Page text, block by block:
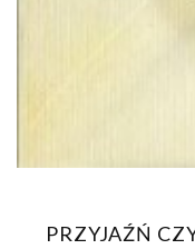
PRZYJAŹŃ